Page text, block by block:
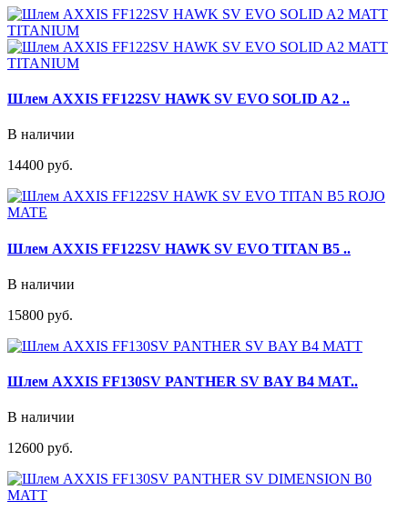
Шлем AXXIS FF122SV HAWK SV EVO SOLID A2 ..
В наличии
14400 руб.
Шлем AXXIS FF122SV HAWK SV EVO TITAN B5 ..
В наличии
15800 руб.
Шлем AXXIS FF130SV PANTHER SV BAY B4 MAT..
В наличии
12600 руб.